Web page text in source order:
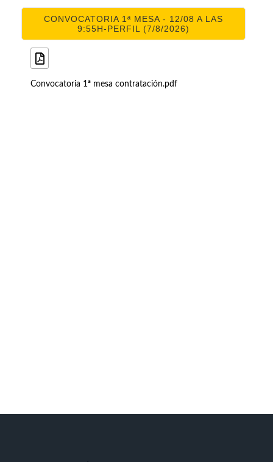
CONVOCATORIA 1ª MESA - 12/08 A LAS
9:55H-PERFIL (7/8/2026)
Convocatoria 1ª mesa contratación.pdf